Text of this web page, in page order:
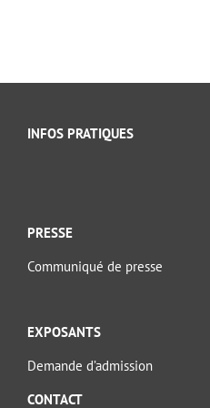
INFOS PRATIQUES
PRESSE
Communiqué de presse
EXPOSANTS
Demande d’admission
CONTACT